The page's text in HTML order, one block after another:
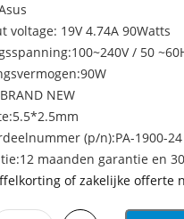
voltage: 19V 4.74A 90Watts
/ 50
NEW
(p/n):PA-1900-24
maanden garantie en
of zakelijke offerte